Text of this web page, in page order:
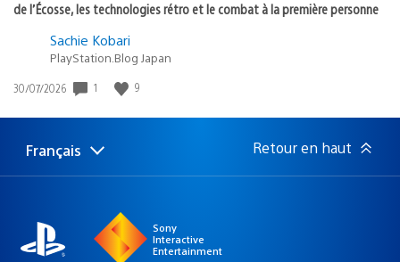
de l’Écosse, les technologies rétro et le combat à la première personne
Sachie Kobari
PlayStation.Blog Japan
Date
publication
30/07/2026 1 9
Choisir
Région
Français Retour en haut
Sony
Interactive
Entertainment